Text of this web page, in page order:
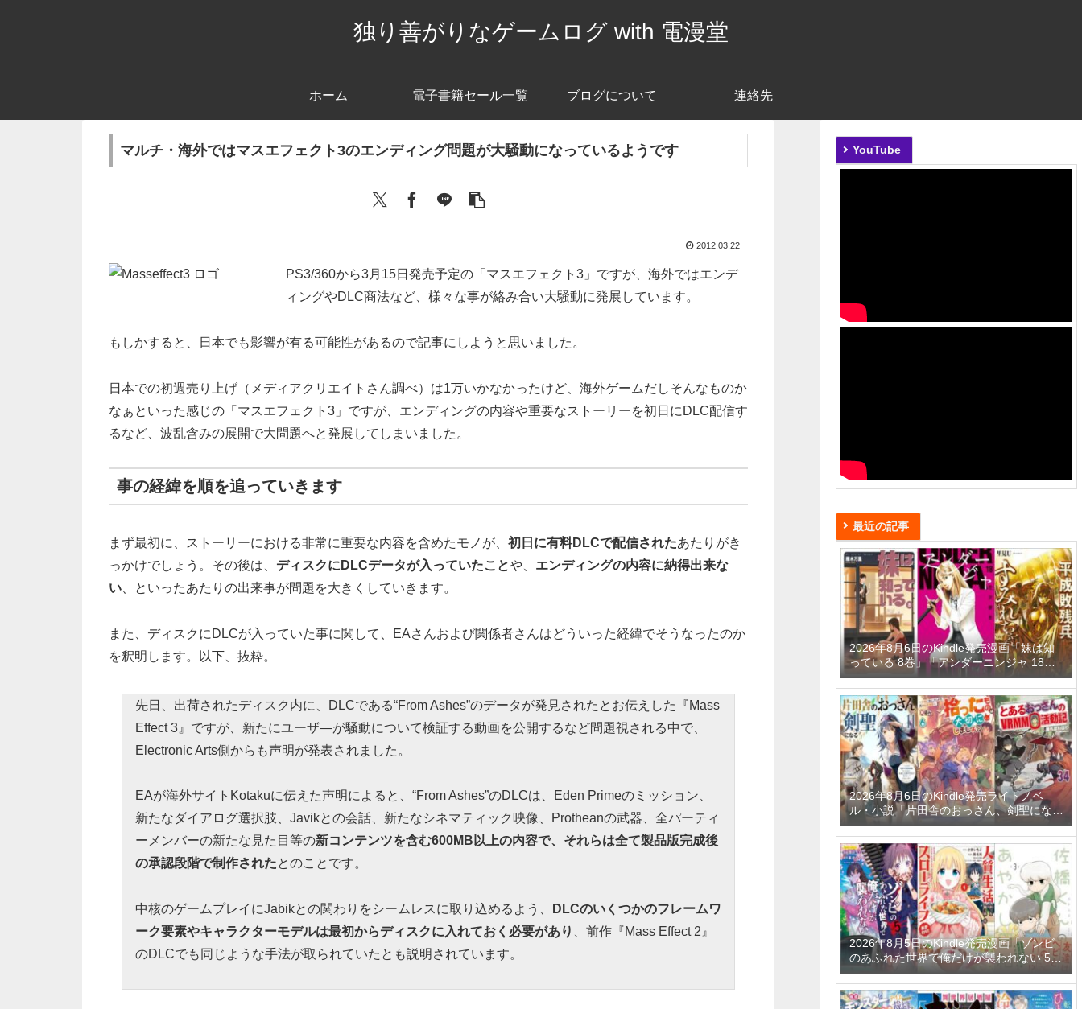
独り善がりなゲームログ with 電漫堂
ホーム 電子書籍セール一覧 ブログについて 連絡先
マルチ・海外ではマスエフェクト3のエンディング問題が大騒動になっているようです
2012.03.22
PS3/360から3月15日発売予定の「マスエフェクト3」ですが、海外ではエンデ
ィングやDLC商法など、様々な事が絡み合い大騒動に発展しています。
もしかすると、日本でも影響が有る可能性があるので記事にしようと思いました。
日本での初週売り上げ（メディアクリエイトさん調べ）は1万いかなかったけど、海外ゲームだしそんなものか
なぁといった感じの「マスエフェクト3」ですが、エンディングの内容や重要なストーリーを初日にDLC配信す
るなど、波乱含みの展開で大問題へと発展してしまいました。
事の経緯を順を追っていきます
まず最初に、ストーリーにおける非常に重要な内容を含めたモノが、 初日に有料DLCで配信されたあたりがき
っかけでしょう。その後は、 ディスクにDLCデータが入っていたことや、 エンディングの内容に納得出来な
い 、といったあたりの出来事が問題を大きくしていきます。
また、ディスクにDLCが入っていた事に関して、EAさんおよび関係者さんはどういった経緯でそうなったのか
を釈明します。以下、抜粋。
先日、出荷されたディスク内に、DLCである“From Ashes”のデータが発見されたとお伝えした『Mass
Effect 3』ですが、新たにユーザ―が騒動について検証する動画を公開するなど問題視される中で、
Electronic Arts側からも声明が発表されました。
EAが海外サイトKotakuに伝えた声明によると、“From Ashes”のDLCは、Eden Primeのミッション、
新たなダイアログ選択肢、Javikとの会話、新たなシネマティック映像、Protheanの武器、全パーティ
ーメンバーの新たな見た目等の新コンテンツを含む600MB以上の内容で、それらは全て製品版完成後
の承認段階で制作されたとのことです。
中核のゲームプレイにJabikとの関わりをシームレスに取り込めるよう、
DLCのいくつかのフレームワ
ーク要素やキャラクターモデルは最初からディスクに入れておく必要があり
、前作『Mass Effect 2』
のDLCでも同じような手法が取られていたとも説明されています。
YouTube
最近の記事
2026年8月6日のKindle発売漫画「妹は知
っている 8巻」「アンダーニンジャ 18
巻」「平成敗残兵すみれちゃん 11巻」な
ど
2026年8月6日のKindle発売ライトノベ
ル・小説「片田舎のおっさん、剣聖になる
11 ～ただの田舎の剣術師範だったのに、
大成した弟子たちが俺を放ってくれない件
～」「拾ったものは大切にしましょう ～
子狼に気に入られた男の転移物語～ 6巻」
「とあるおっさんのVRMMO活動記 34
巻」など
2026年8月5日のKindle発売漫画「ゾンビ
のあふれた世界で俺だけが襲われない 5
巻」「人質生活から始めるスローライフ
おかわり！ 1巻」「佐橋くんのあやかし日
和 3巻」など